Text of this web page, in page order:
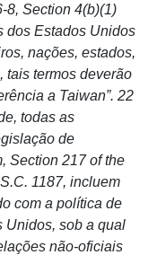
8, Section 4(b)(1)
dos Estados Unidos
nações, estados,
tais termos deverão
a Taiwan”. 22
todas as
de
Section 217 of the
1187, incluem
com a política de
Unidos, sob a qual
não-oficiais